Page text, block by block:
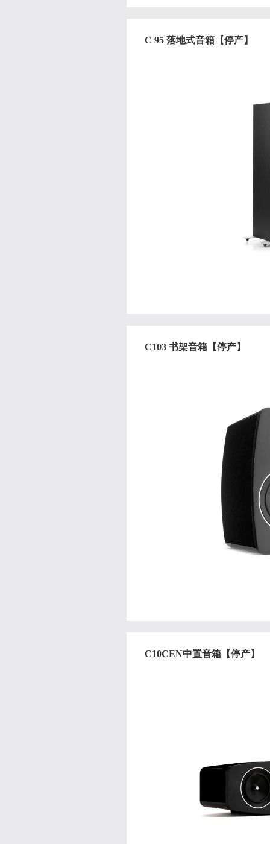
C 95 落地式音箱【停产】
C103 书架音箱【停产】
C10CEN中置音箱【停产】